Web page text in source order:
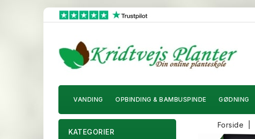
VANDING OPBINDING & BAMBUSPINDE GØDNING
KATEGORIER
Forside